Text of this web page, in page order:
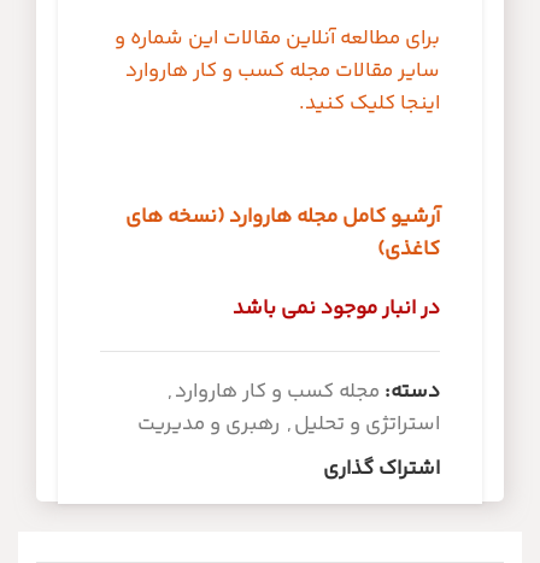
برای مطالعه آنلاین مقالات این شماره و
سایر مقالات مجله کسب و کار هاروارد
اینجا کلیک کنید.
آرشیو کامل مجله هاروارد (نسخه های
کاغذی)
در انبار موجود نمی باشد
دسته: مجله کسب و کار هاروارد,
استراتژی و تحلیل, رهبری و مدیریت
اشتراک گذاری